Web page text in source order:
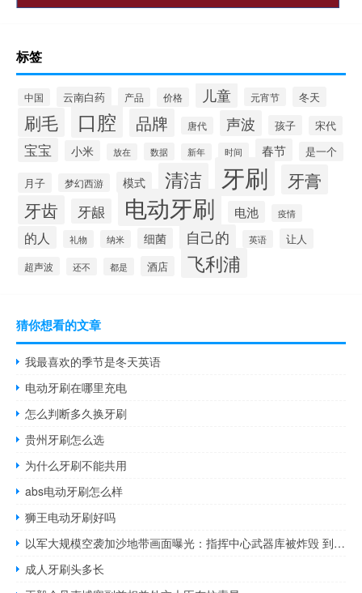
标签
中国 云南白药 产品 价格 儿童 元宵节 冬天
刷毛 口腔 品牌 唐代 声波 孩子 宋代
宝宝 小米 放在 数据 新年 时间 春节 是一个
月子 梦幻西游 模式 清洁 牙刷 牙膏
牙齿 牙龈 电动牙刷 电池 疫情
的人 礼物 纳米 细菌 自己的 英语 让人
超声波 还不 都是 酒店 飞利浦
猜你想看的文章
我最喜欢的季节是冬天英语
电动牙刷在哪里充电
怎么判断多久换牙刷
贵州牙刷怎么选
为什么牙刷不能共用
abs电动牙刷怎么样
狮王电动牙刷好吗
以军大规模空袭加沙地带画面曝光：指挥中心武器库被炸毁 到底什么情况呢
成人牙刷头多长